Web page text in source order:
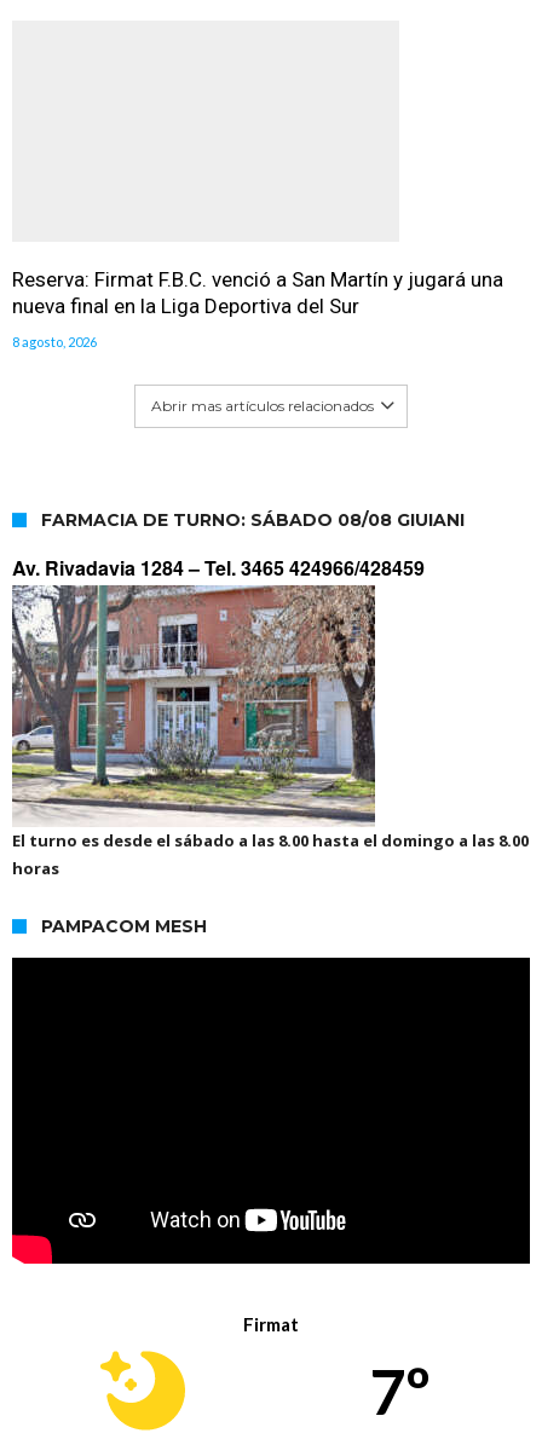
Reserva: Firmat F.B.C. venció a San Martín y jugará una
nueva final en la Liga Deportiva del Sur
8 agosto, 2026
Abrir mas artículos relacionados
FARMACIA DE TURNO: SÁBADO 08/08 GIUIANI
Av. Rivadavia 1284 –Tel. 3465 424966/428459
El turno es desde el sábado a las 8.00 hasta el domingo a las 8.00
horas
PAMPACOM MESH
Firmat
7º